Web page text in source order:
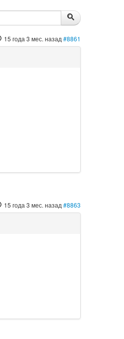
15 года 3 мес. назад #8861
15 года 3 мес. назад #8863